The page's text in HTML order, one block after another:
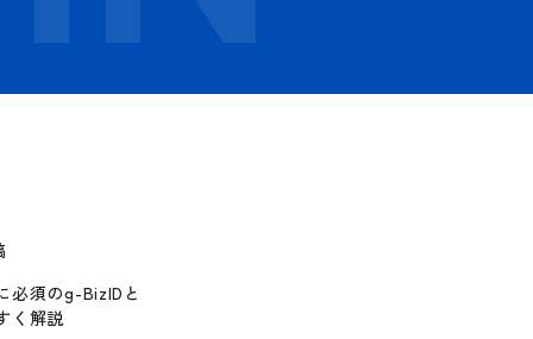
必須のg-BizIDと
く解説